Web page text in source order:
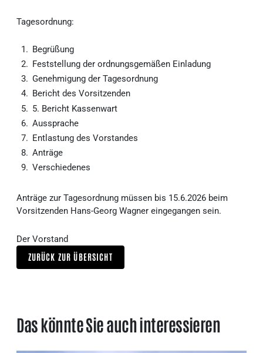
Tagesordnung:
Begrüßung
Feststellung der ordnungsgemäßen Einladung
Genehmigung der Tagesordnung
Bericht des Vorsitzenden
5. Bericht Kassenwart
Aussprache
Entlastung des Vorstandes
Anträge
Verschiedenes
Anträge zur Tagesordnung müssen bis 15.6.2026 beim
Vorsitzenden Hans-Georg Wagner eingegangen sein.
Der Vorstand
Das könnte Sie auch interessieren
ZURÜCK ZUR ÜBERSICHT